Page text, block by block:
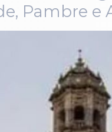
Pambre e